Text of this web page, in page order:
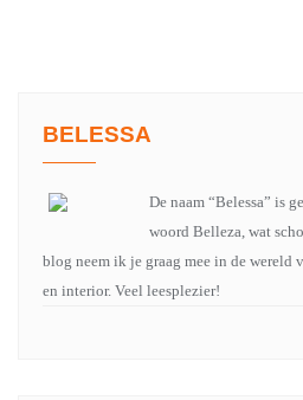
BELESSA
De naam “Belessa” is
woord Belleza, wat
blog neem ik je graag mee in de wereld
en interior. Veel leesplezier!